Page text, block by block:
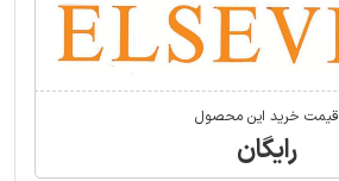
قیمت خرید این محصول
رایگان